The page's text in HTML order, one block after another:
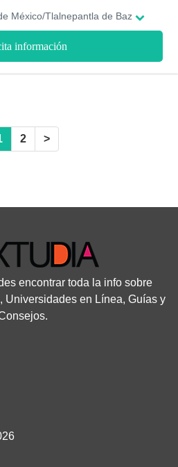
México/Tlalnepantla de Baz
información
2 >
encontrar toda la info sobre
Universidades en Línea, Guías y